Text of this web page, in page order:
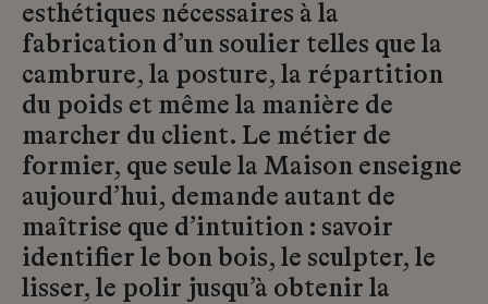
esthétiques nécessaires à la
fabrication d’un soulier telles que la
cambrure, la posture, la répartition
du poids et même la manière de
marcher du client. Le métier de
formier, que seule la Maison enseigne
aujourd’hui, demande autant de
maîtrise que d’intuition : savoir
identifier le bon bois, le sculpter, le
lisser, le polir jusqu’à obtenir la